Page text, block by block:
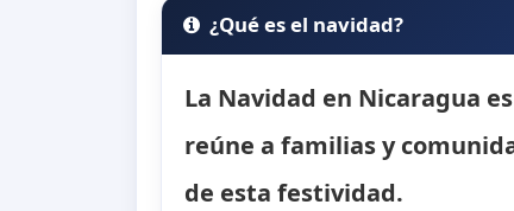
¿Qué es el navidad?
La Navidad en Nicaragua
reúne a familias y
de esta festividad.